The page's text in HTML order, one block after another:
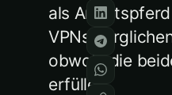
als
VPNs
obwohl die
erfüllen.